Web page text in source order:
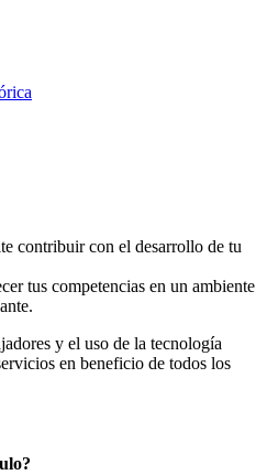
contribuir con el desarrollo de tu
tus competencias en un ambiente
y el uso de la tecnología
en beneficio de todos los